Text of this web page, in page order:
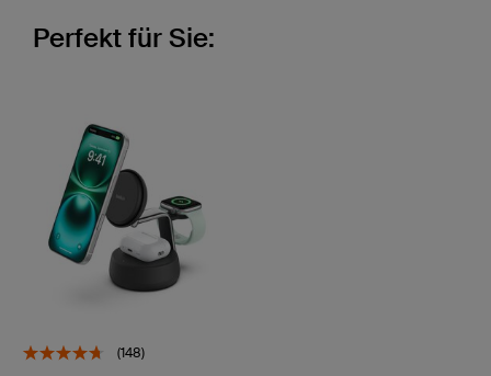
Perfekt für Sie:
(148)